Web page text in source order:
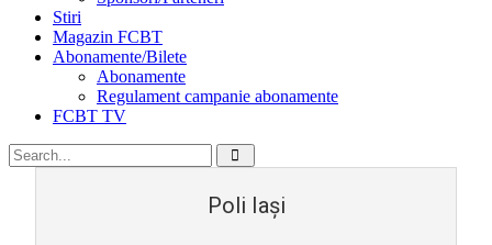
Stiri
Magazin FCBT
Abonamente/Bilete
Abonamente
Regulament campanie abonamente
FCBT TV
Poli Iași